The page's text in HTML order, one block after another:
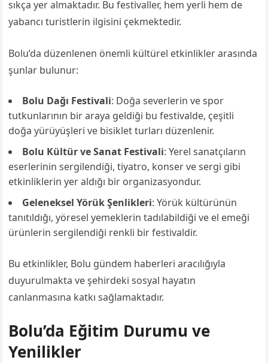
sıkça yer almaktadır. Bu festivaller, hem yerli hem de
yabancı turistlerin ilgisini çekmektedir.
Bolu’da düzenlenen önemli kültürel etkinlikler arasında
şunlar bulunur:
Bolu Dağı Festivali: Doğa severlerin ve spor
tutkunlarının bir araya geldiği bu festivalde, çeşitli
doğa yürüyüşleri ve bisiklet turları düzenlenir.
Bolu Kültür ve Sanat Festivali: Yerel sanatçıların
eserlerinin sergilendiği, tiyatro, konser ve sergi gibi
etkinliklerin yer aldığı bir organizasyondur.
Geleneksel Yörük Şenlikleri: Yörük kültürünün
tanıtıldığı, yöresel yemeklerin tadılabildiği ve el emeği
ürünlerin sergilendiği renkli bir festivaldir.
Bu etkinlikler, Bolu gündem haberleri aracılığıyla
duyurulmakta ve şehirdeki sosyal hayatın
canlanmasına katkı sağlamaktadır.
Bolu’da Eğitim Durumu ve
Yenilikler